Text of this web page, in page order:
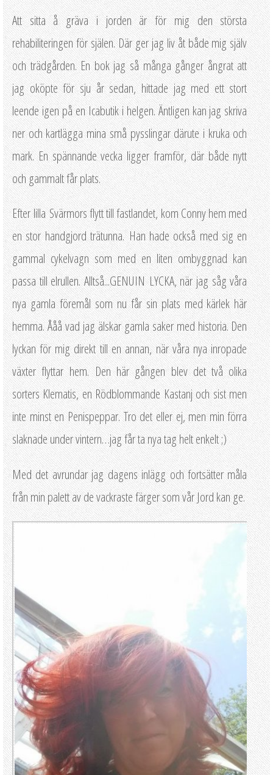
Att sitta å gräva i jorden är för mig den största
rehabiliteringen för själen. Där ger jag liv åt både mig själv
och trädgården. En bok jag så många gånger ångrat att
jag oköpte för sju år sedan, hittade jag med ett stort
leende igen på en Icabutik i helgen. Äntligen kan jag skriva
ner och kartlägga mina små pysslingar därute i kruka och
mark. En spännande vecka ligger framför, där både nytt
och gammalt får plats.
Efter lilla Svärmors flytt till fastlandet, kom Conny hem med
en stor handgjord trätunna. Han hade också med sig en
gammal cykelvagn som med en liten ombyggnad kan
passa till elrullen. Alltså...GENUIN LYCKA, när jag såg våra
nya gamla föremål som nu får sin plats med kärlek här
hemma. Ååå vad jag älskar gamla saker med historia. Den
lyckan för mig direkt till en annan, när våra nya inropade
växter flyttar hem. Den här gången blev det två olika
sorters Klematis, en Rödblommande Kastanj och sist men
inte minst en Penispeppar. Tro det eller ej, men min förra
slaknade under vintern…jag får ta nya tag helt enkelt ;)
Med det avrundar jag dagens inlägg och fortsätter måla
från min palett av de vackraste färger som vår Jord kan ge.